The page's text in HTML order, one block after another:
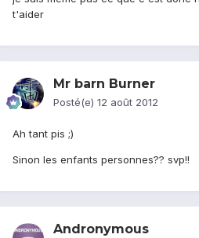
t'aider
Mr barn Burner
Posté(e) 12 août 2012
Ah tant pis ;)
Sinon les enfants personnes?? svp!!
Andronymous